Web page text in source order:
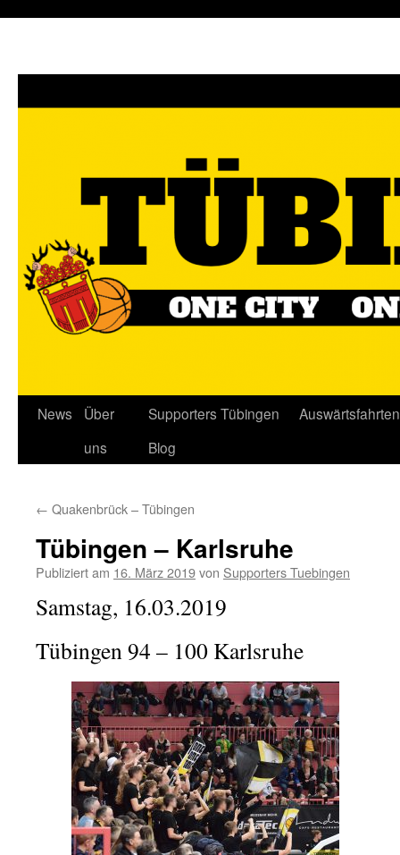
Springe
News
Über
uns
Supporters Tübingen
Blog
Auswärtsfahrten
← Quakenbrück – Tübingen
Tübingen – Karlsruhe
Publiziert am 16. März 2019von Supporters Tuebingen
Samstag, 16.03.2019
Tübingen 94 – 100 Karlsruhe